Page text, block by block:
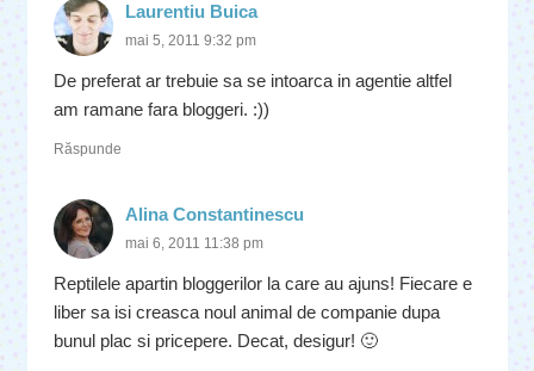
Laurentiu Buica
mai 5, 2011 9:32 pm
De preferat ar trebuie sa se intoarca in agentie altfel
am ramane fara bloggeri. :))
Răspunde
Alina Constantinescu
mai 6, 2011 11:38 pm
Reptilele apartin bloggerilor la care au ajuns! Fiecare e
liber sa isi creasca noul animal de companie dupa
bunul plac si pricepere. Decat, desigur! 🙂